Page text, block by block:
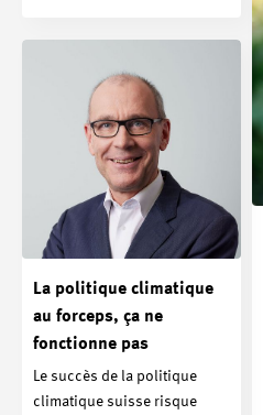
La politique climatique
au forceps, ça ne
fonctionne pas
Le succès de la politique
climatique suisse risque